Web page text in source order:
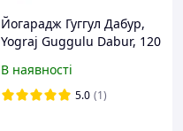
Йогарадж Гуггул Дабур,
Yograj Guggulu Dabur, 120
В наявності
5.0 (1)